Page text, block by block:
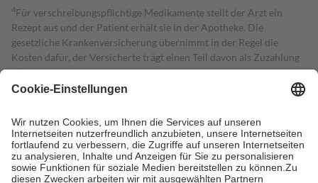
4Für verschreibungspflichtige Medikamente stellt der Arzt ein
Rezept aus und der Patient erhält sie in der Apotheke. Die
gesetzliche Krankenversicherung übernimmt in der Regel die
Kosten dafür, der Versicherte trägt einen Teil davon als Zuzahlung
mit.
Grundsätzlich leisten Mitglieder Zuzahlungen in Höhe von zehn
höchstens zehn Euro.
Es sind jedoch nie mehr als die tatsächlichen
Kosten der Leistung zu entrichten.
Diese Regeln gelten grundsätzlich auch für Online-Apotheken.
Bei Heilmitteln und häuslicher Krankenpflege beträgt die
Zuzahlung zehn Prozent der Kosten sowie zehn Euro je